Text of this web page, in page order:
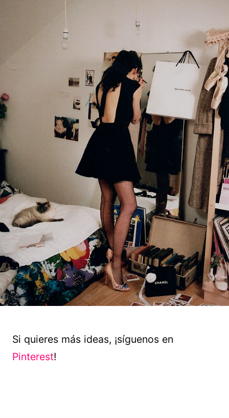
Si quieres más ideas, ¡síguenos en
Pinterest!